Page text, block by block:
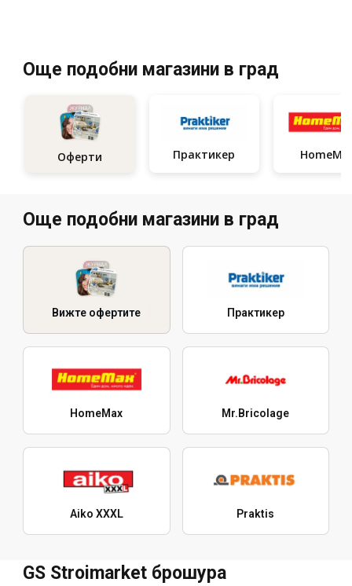
Още подобни магазини в град
Оферти Практикер
Още подобни магазини в град
Вижте офертите Практикер
HomeMax Mr.Bricolage
Aiko XXXL Praktis
GS Stroimarket брошура